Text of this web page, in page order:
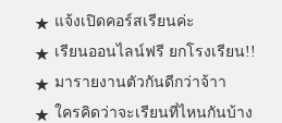
แจ้งเปิดคอร์สเรียนค่ะ
เรียนออนไลน์ฟรี ยกโรงเรียน!!
มารายงานตัวกันดีกว่าจ้าา
ใครคิดว่าจะเรียนที่ไหนกันบ้าง